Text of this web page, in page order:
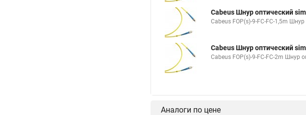
Cabeus Шнур оптический
Cabeus FOP(s)-9-FC-FC-1,5m
Cabeus Шнур оптический
Cabeus FOP(s)-9-FC-FC-2m Шнур
Аналоги по цене